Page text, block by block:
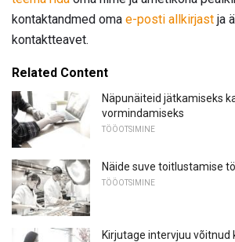
kontaktandmed oma e-posti allkirjast ja
kontaktteavet.
Related Content
Näpunäiteid jätkamiseks
vormindamiseks
TÖÖOTSIMINE
Näide suve toitlustamise
TÖÖOTSIMINE
Kirjutage intervjuu võitnud